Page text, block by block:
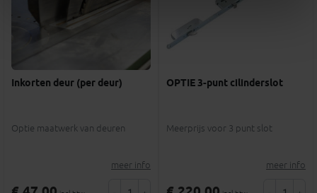
Inkorten deur (per deur)
Optie maatwerk van deuren
meer info
OPTIE 3-punt cilinderslot
Meerprijs voor 3 punt slot
meer info